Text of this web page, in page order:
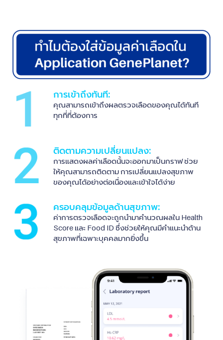
การเข้าถึงทันที:
คุณสามารถเข้าถึงผลตรวจเลือดของคุณได้ทันที
ทุกที่ที่ต้องการ
ติดตามความเปลี่ยนแปลง:
การแสดงผลค่าเลือดนั้นจะออกมาเป็นกราฟ ช่วย
ให้คุณสามารถติดตาม การเปลี่ยนแปลงสุขภาพ
ของคุณได้อย่างต่อเนื่องและเข้าใจได้ง่าย
ครอบคลุมข้อมูลด้านสุขภาพ:
ค่าการตรวจเลือดจะถูกนำมาคำนวณผลใน Health
Score และ Food ID ซึ่งช่วยให้คุณมีคำแนะนำด้าน
สุขภาพที่เฉพาะบุคคลมากยิ่งขึ้น